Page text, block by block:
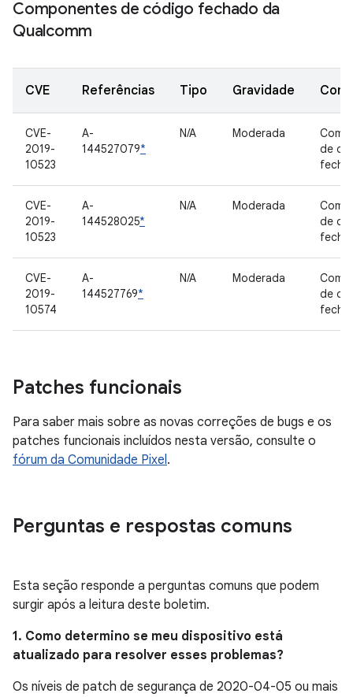
Componentes de código fechado da
Qualcomm
CVE Referências Tipo Gravidade
CVE-
2019-
10523
A-
144527079*
N/A Moderada
de
CVE-
2019-
10523
A-
144528025*
N/A Moderada
de
CVE-
2019-
10574
A-
144527769*
N/A Moderada
de
Patches funcionais
Para saber mais sobre as novas correções de bugs e os
patches funcionais incluídos nesta versão, consulte o
fórum da Comunidade Pixel.
Perguntas e respostas comuns
Esta seção responde a perguntas comuns que podem
surgir após a leitura deste boletim.
1. Como determino se meu dispositivo está
atualizado para resolver esses problemas?
Os níveis de patch de segurança de 2020-04-05 ou mais